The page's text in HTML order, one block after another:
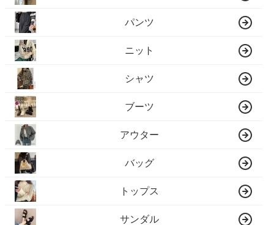
パンツ
ニット
シャツ
ブーツ
アウター
バッグ
トップス
サンダル